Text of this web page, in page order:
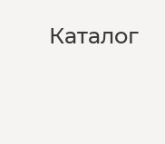
Каталог